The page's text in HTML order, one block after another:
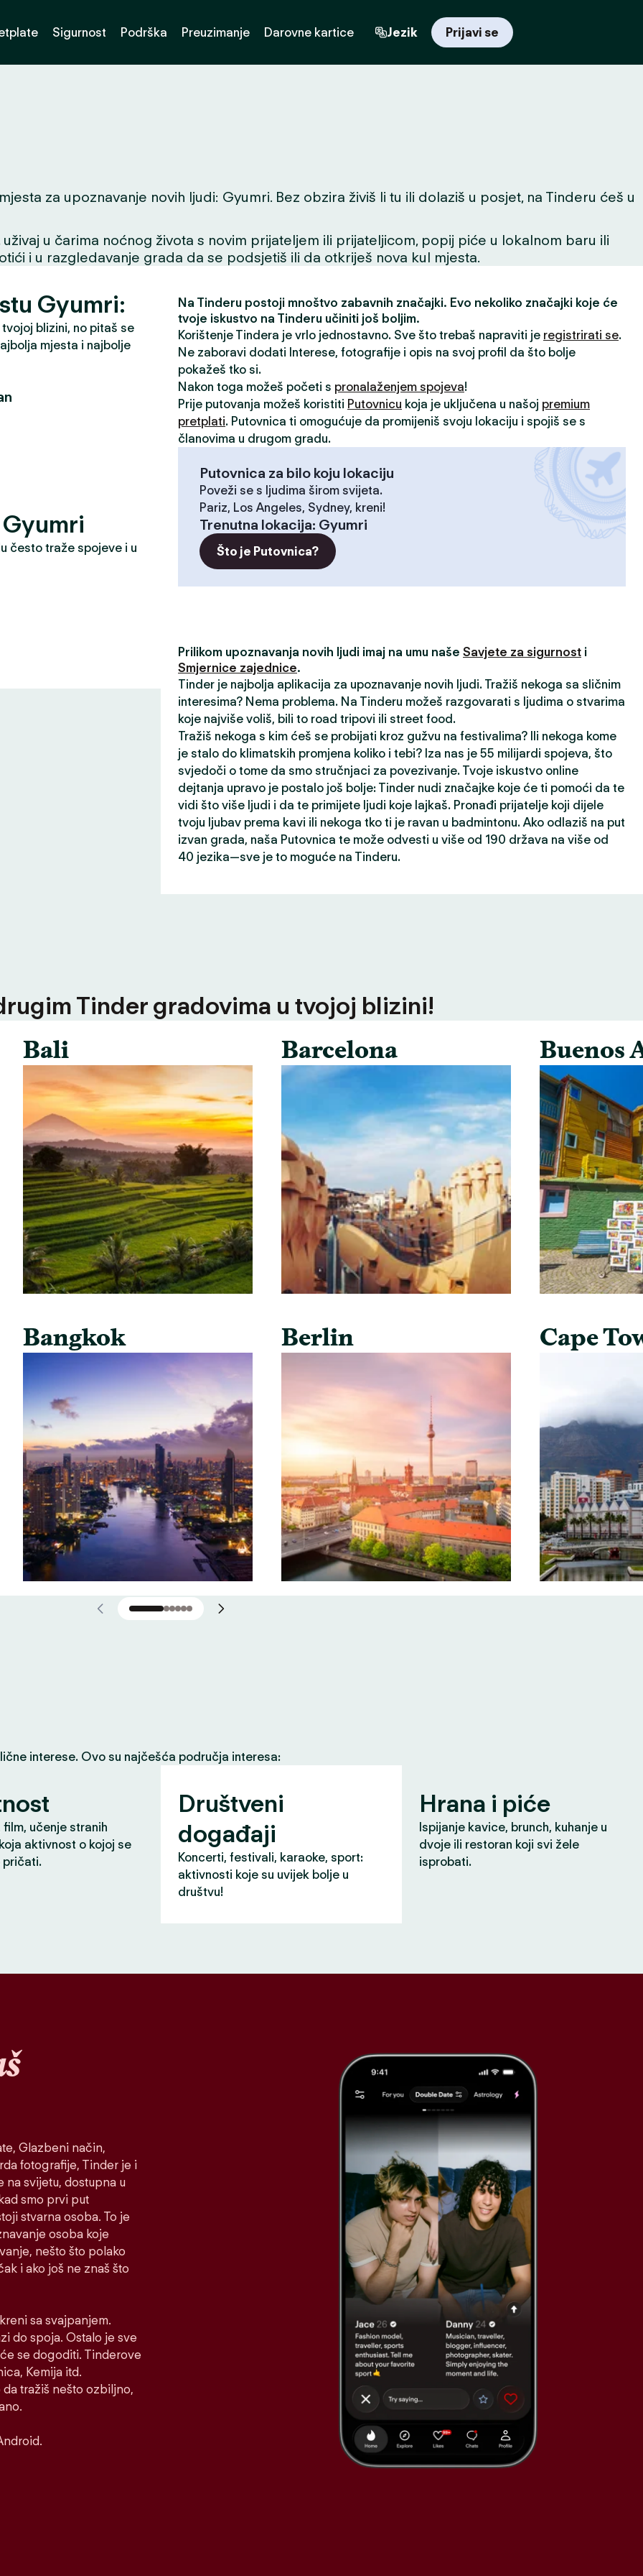
Sigurnost Podrška Preuzimanje Darovne kartice Jezik Prijavi se
za upoznavanje novih ljudi: Gyumri. Bez obzira živiš li tu ili dolaziš u posjet, na Tinderu ćeš u
u čarima noćnog života s novim prijateljem ili prijateljicom, popij piće u lokalnom baru ili
i u razgledavanje grada da se podsjetiš ili da otkriješ nova kul mjesta.
Gyumri:
blizini, no pitaš se
mjesta i najbolje
često traže spojeve i u
Na Tinderu postoji mnoštvo zabavnih značajki. Evo nekoliko značajki koje će
tvoje iskustvo na Tinderu učiniti još boljim.
Korištenje Tindera je vrlo jednostavno. Sve što trebaš napraviti je registrirati se.
Ne zaboravi dodati Interese, fotografije i opis na svoj profil da što bolje
pokažeš tko si.
Nakon toga možeš početi s pronalaženjem spojeva!
Prije putovanja možeš koristiti Putovnicu koja je uključena u našoj premium
pretplati. Putovnica ti omogućuje da promijeniš svoju lokaciju i spojiš se s
članovima u drugom gradu.
Putovnica za bilo koju lokaciju
Poveži se s ljudima širom svijeta.
Pariz, Los Angeles, Sydney, kreni!
Trenutna lokacija: Gyumri
Što je Putovnica?
Prilikom upoznavanja novih ljudi imaj na umu naše Savjete za sigurnost i
Smjernice zajednice.
Tinder je najbolja aplikacija za upoznavanje novih ljudi. Tražiš nekoga sa sličnim
interesima? Nema problema. Na Tinderu možeš razgovarati s ljudima o stvarima
koje najviše voliš, bili to road tripovi ili street food.
Tražiš nekoga s kim ćeš se probijati kroz gužvu na festivalima? Ili nekoga kome
je stalo do klimatskih promjena koliko i tebi? Iza nas je 55 milijardi spojeva, što
svjedoči o tome da smo stručnjaci za povezivanje. Tvoje iskustvo online
dejtanja upravo je postalo još bolje: Tinder nudi značajke koje će ti pomoći da te
vidi što više ljudi i da te primijete ljudi koje lajkaš. Pronađi prijatelje koji dijele
tvoju ljubav prema kavi ili nekoga tko ti je ravan u badmintonu. Ako odlaziš na put
izvan grada, naša Putovnica te može odvesti u više od 190 država na više od
40 jezika—sve je to moguće na Tinderu.
Tinder gradovima u tvojoj blizini!
Bali
Bangkok
Barcelona
Berlin
Buenos
Cape
interese. Ovo su najčešća područja interesa:
učenje stranih
aktivnost o kojoj se
pričati.
Društveni
događaji
Koncerti, festivali, karaoke, sport:
aktivnosti koje su uvijek bolje u
društvu!
Hrana i piće
Ispijanje kavice, brunch, kuhanje u
dvoje ili restoran koji svi žele
isprobati.
Glazbeni način,
fotografije, Tinder je i
svijetu, dostupna u
smo prvi put
stvarna osoba. To je
osoba koje
nešto što polako
i ako još ne znaš što
sa svajpanjem.
do spoja. Ostalo je sve
se dogoditi. Tinderove
Kemija itd.
tražiš nešto ozbiljno,